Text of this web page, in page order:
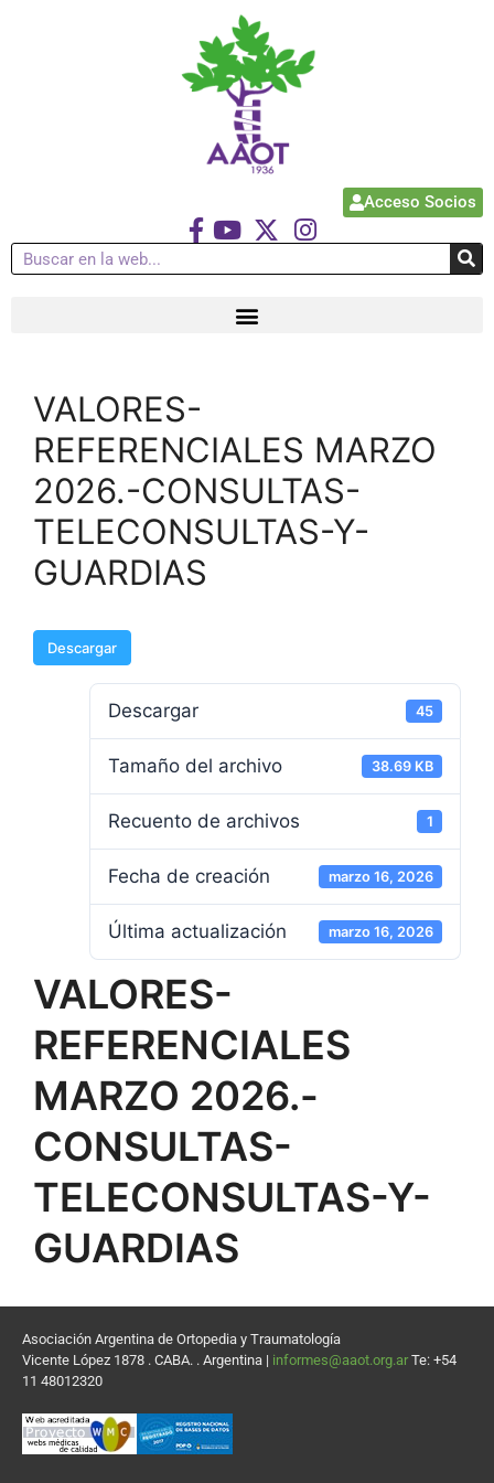
Acceso Socios
VALORES-
REFERENCIALES MARZO
2026.-CONSULTAS-
TELECONSULTAS-Y-
GUARDIAS
Descargar
Descargar 45
Tamaño del archivo 38.69 KB
Recuento de archivos 1
Fecha de creación marzo 16, 2026
Última actualización marzo 16, 2026
VALORES-
REFERENCIALES
MARZO 2026.-
CONSULTAS-
TELECONSULTAS-Y-
GUARDIAS
Asociación Argentina de Ortopedia y Traumatología
Vicente López 1878 . CABA. . Argentina | informes@aaot.org.ar Te: +54
11 48012320